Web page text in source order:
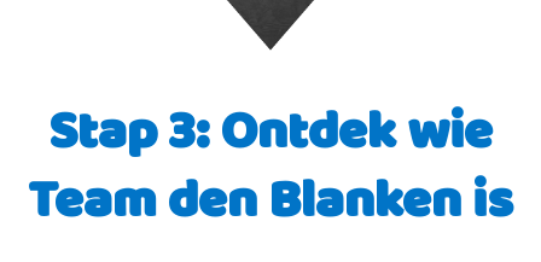
Stap 3: Ontdek wie
Team den Blanken is